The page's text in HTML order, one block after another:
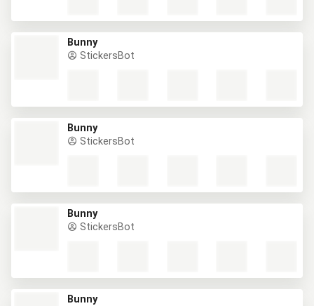
Bunny
StickersBot
Bunny
StickersBot
Bunny
StickersBot
Bunny